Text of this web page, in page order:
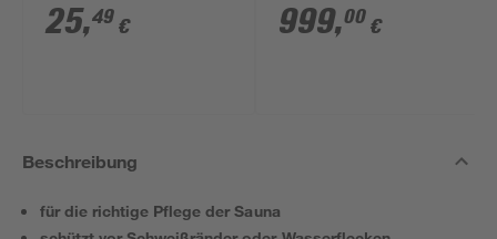
naturbelassen 40 x
31,5 cm
25,49 €
und WiFi-Steuerung
999,00 €
Beschreibung
für die richtige Pflege der Sauna